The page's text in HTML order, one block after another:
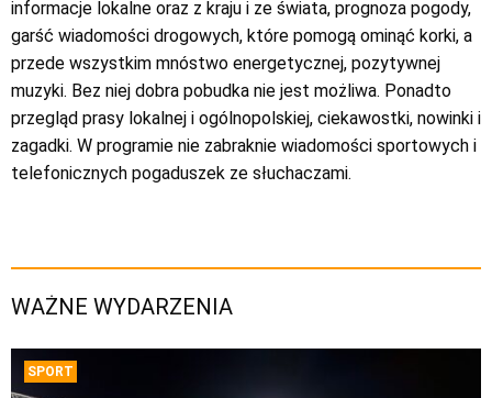
informacje lokalne oraz z kraju i ze świata, prognoza pogody,
garść wiadomości drogowych, które pomogą ominąć korki, a
przede wszystkim mnóstwo energetycznej, pozytywnej
muzyki. Bez niej dobra pobudka nie jest możliwa. Ponadto
przegląd prasy lokalnej i ogólnopolskiej, ciekawostki, nowinki i
zagadki. W programie nie zabraknie wiadomości sportowych i
telefonicznych pogaduszek ze słuchaczami.
WAŻNE WYDARZENIA
SPORT